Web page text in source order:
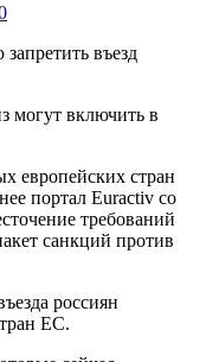
могут включить в
европейских стран
портал Euractiv со
требований
санкций против
россиян
ЕС.